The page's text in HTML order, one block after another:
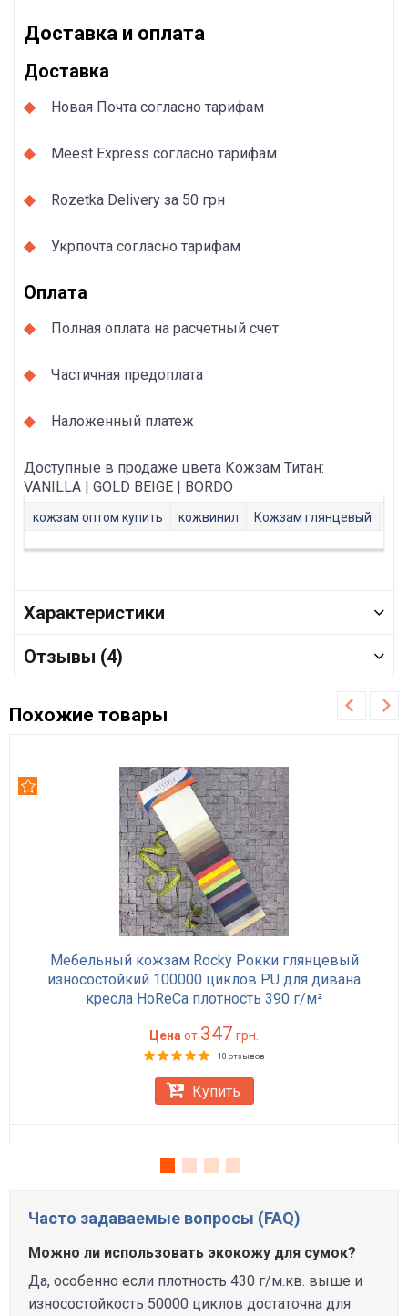
Доставка и оплата
Доставка
Новая Почта согласно тарифам
Meest Express согласно тарифам
Rozetka Delivery за 50 грн
Укрпочта согласно тарифам
Оплата
Полная оплата на расчетный счет
Частичная предоплата
Наложенный платеж
Доступные в продаже цвета Кожзам Титан:
VANILLA | GOLD BEIGE | BORDO
кожзам оптом купить кожвинил Кожзам глянцевый
Характеристики
Отзывы (4)
Похожие товары
Мебельный кожзам Rocky Рокки глянцевый
износостойкий 100000 циклов PU для дивана
кресла HoReCa плотность 390 г/м²
Цена от 347 грн.
10 отзывов
Купить
Часто задаваемые вопросы (FAQ)
Можно ли использовать экокожу для сумок?
Да, особенно если плотность 430 г/м.кв. выше и
износостойкость 50000 циклов достаточна для